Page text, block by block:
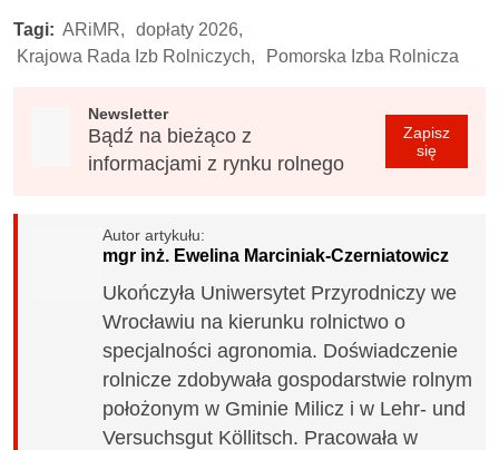
Tagi: ARiMR,
dopłaty 2026,
Krajowa Rada Izb Rolniczych,
Pomorska Izba Rolnicza
Newsletter
Bądź na bieżąco z
informacjami z rynku rolnego
Zapisz
się
Autor artykułu:
mgr inż. Ewelina Marciniak-Czerniatowicz
Ukończyła Uniwersytet Przyrodniczy we
Wrocławiu na kierunku rolnictwo o
specjalności agronomia. Doświadczenie
rolnicze zdobywała gospodarstwie rolnym
położonym w Gminie Milicz i w Lehr- und
Versuchsgut Köllitsch. Pracowała w